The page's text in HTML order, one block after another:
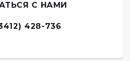
С НАМИ
428-736